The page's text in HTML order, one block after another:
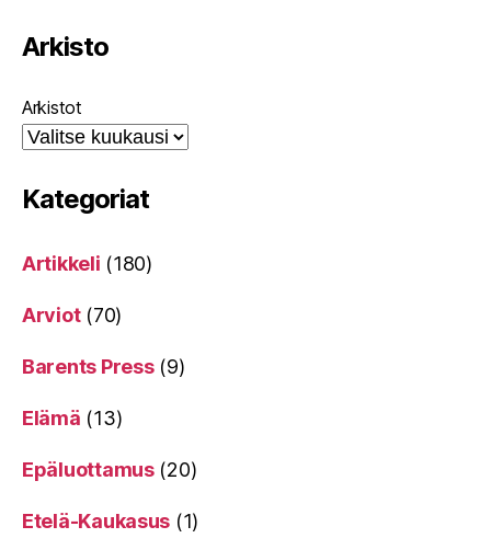
Arkisto
Arkistot
Kategoriat
Artikkeli (180)
Arviot(70)
Barents Press(9)
Elämä (13)
Epäluottamus(20)
Etelä-Kaukasus (1)